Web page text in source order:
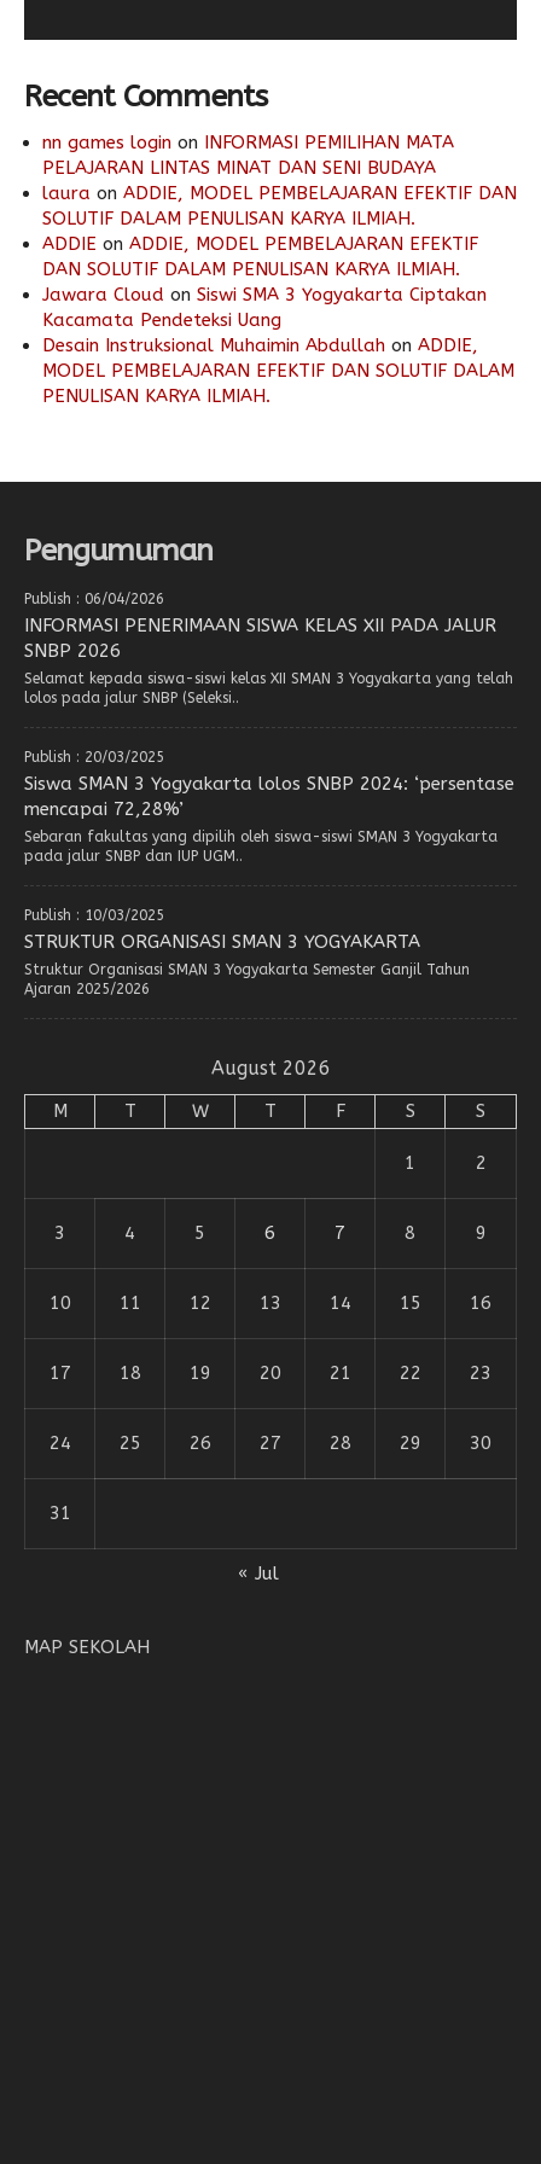
Recent Comments
nn games login on INFORMASI PEMILIHAN MATA
PELAJARAN LINTAS MINAT DAN SENI BUDAYA
laura on ADDIE, MODEL PEMBELAJARAN EFEKTIF DAN
SOLUTIF DALAM PENULISAN KARYA ILMIAH.
ADDIE on ADDIE, MODEL PEMBELAJARAN EFEKTIF
DAN SOLUTIF DALAM PENULISAN KARYA ILMIAH.
Jawara Cloud on Siswi SMA 3 Yogyakarta Ciptakan
Kacamata Pendeteksi Uang
Desain Instruksional Muhaimin Abdullah on ADDIE,
MODEL PEMBELAJARAN EFEKTIF DAN SOLUTIF DALAM
PENULISAN KARYA ILMIAH.
Pengumuman
Publish : 06/04/2026
INFORMASI PENERIMAAN SISWA KELAS XII PADA JALUR
SNBP 2026
Selamat kepada siswa-siswi kelas XII SMAN 3 Yogyakarta yang telah
lolos pada jalur SNBP (Seleksi..
Publish : 20/03/2025
Siswa SMAN 3 Yogyakarta lolos SNBP 2024: ‘persentase
mencapai 72,28%’
Sebaran fakultas yang dipilih oleh siswa-siswi SMAN 3 Yogyakarta
pada jalur SNBP dan IUP UGM..
Publish : 10/03/2025
STRUKTUR ORGANISASI SMAN 3 YOGYAKARTA
Struktur Organisasi SMAN 3 Yogyakarta Semester Ganjil Tahun
Ajaran 2025/2026
August 2026
M T W T F S S
1 2
3 4 5 6 7 8 9
10 11 12 13 14 15 16
17 18 19 20 21 22 23
24 25 26 27 28 29 30
31
« Jul
MAP SEKOLAH